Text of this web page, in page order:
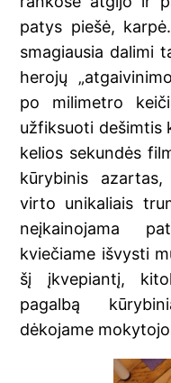
patys piešė,
smagiausia dalimi
herojų
po milimetro
užfiksuoti dešimtis
kelios sekundės
kūrybinis
virto unikaliais
neįkainojama
kviečiame išvysti
šį įkvepiantį,
pagalbą
dėkojame